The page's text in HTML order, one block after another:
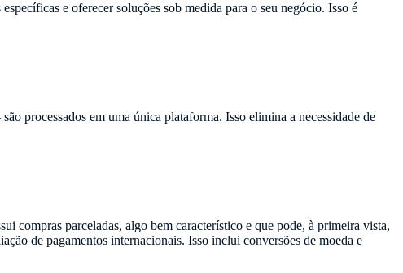
e oferecer soluções sob medida para o seu negócio. Isso é
processados em uma única plataforma. Isso elimina a necessidade de
compras parceladas, algo bem característico e que pode, à primeira vista,
de pagamentos internacionais. Isso inclui conversões de moeda e